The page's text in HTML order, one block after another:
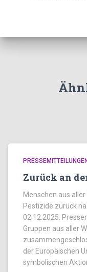
PRESSEMITTEILUNGEN
Zurück an
Menschen aus
Pestizide zurück
02.12.2025.
Gruppen aus aller
der Europäischen
symbolischen